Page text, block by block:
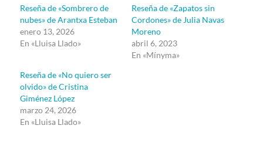
Reseña de «Sombrero de
nubes» de Arantxa Esteban
enero 13, 2026
En «Lluisa Llado»
Reseña de «Zapatos sin
Cordones» de Julia Navas
Moreno
abril 6, 2023
En «Mínyma»
Reseña de «No quiero ser
olvido» de Cristina
Giménez López
marzo 24, 2026
En «Lluisa Llado»